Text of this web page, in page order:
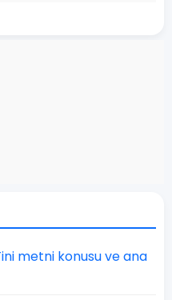
metni konusu ve ana